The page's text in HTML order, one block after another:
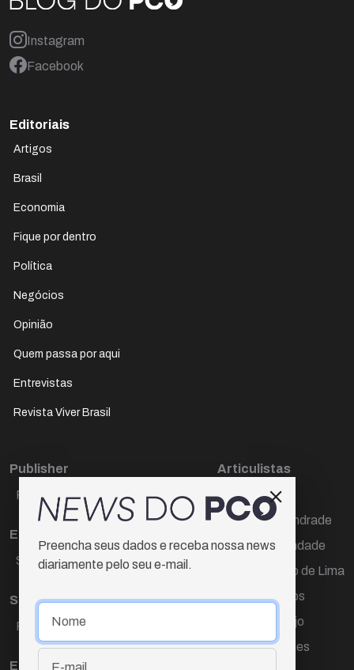
Instagram
Facebook
Editoriais
Artigos
Brasil
Economia
Fique por dentro
Política
Negócios
Opinião
Quem passa por aqui
Entrevistas
Revista Viver Brasil
Publisher
Paulo Cesar de Oliveira
Editora Chefe
Sueli Cotta
Sub-editora
Raquel Ayres
Equipe
Articulistas
Décio Freire
Dr Marcos Andrade
Hamilton Trindade
Igor Carvalho de Lima
Mario Campos
Renata Araújo
Wagner Gomes
Preencha seus dados e receba nossa news
diariamente pelo seu e-mail.